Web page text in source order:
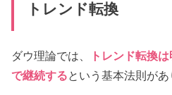
トレンド転換
ダウ理論では、
トレンド転換
で継続するという基本法則があ